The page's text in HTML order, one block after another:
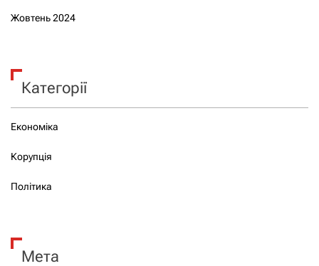
Жовтень 2024
Категорії
Економіка
Корупція
Політика
Мета